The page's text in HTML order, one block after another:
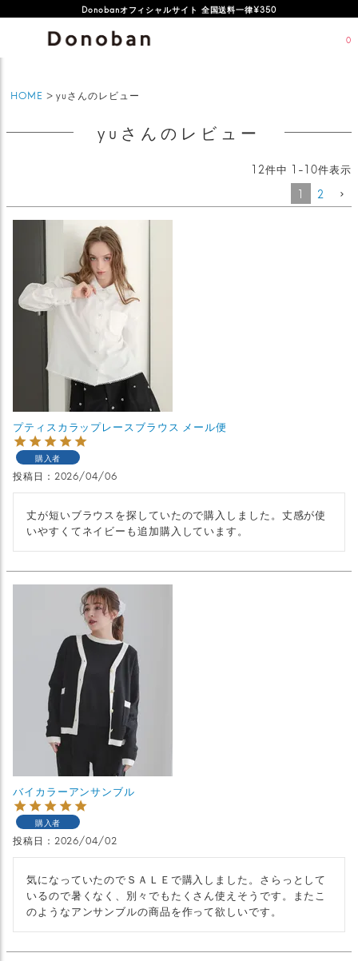
Donobanオフィシャルサイト 全国送料一律¥350
オフィシャルサイト新規会員登録特典 500ポイントプレゼント
0
HOME yuさんのレビュー
yuさんのレビュー
12件中 1 -10件表示
1
2
プティスカラップレースブラウス メール便
購入者
投稿日 2026/04/06
丈が短いブラウスを探していたので購入しました。丈感が使
いやすくてネイビーも追加購入しています。
バイカラーアンサンブル
購入者
投稿日 2026/04/02
気になっていたのでＳＡＬＥで購入しました。さらっとして
いるので暑くなく、別々でもたくさん使えそうです。またこ
のようなアンサンブルの商品を作って欲しいです。